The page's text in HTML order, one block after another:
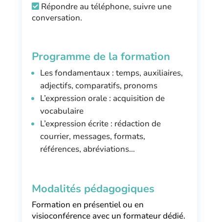
Répondre au téléphone, suivre une
conversation.
Programme de la formation
Les fondamentaux : temps, auxiliaires,
adjectifs, comparatifs, pronoms
L’expression orale : acquisition de
vocabulaire
L’expression écrite : rédaction de
courrier, messages, formats,
références, abréviations…
Modalités pédagogiques
Formation en présentiel ou en
visioconférence avec un formateur dédié.